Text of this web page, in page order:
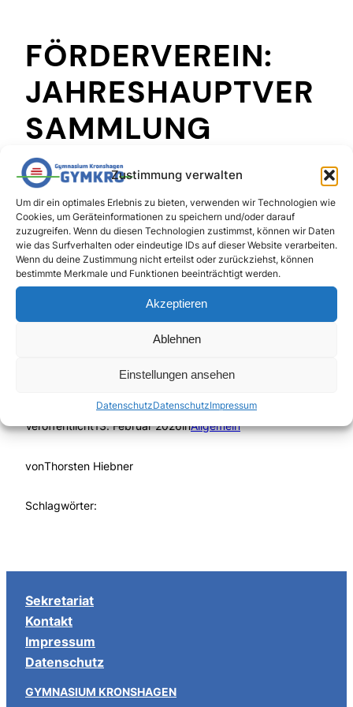
Zustimmung verwalten
Um dir ein optimales Erlebnis zu bieten, verwenden wir Technologien wie
Cookies, um Geräteinformationen zu speichern und/oder darauf
zuzugreifen. Wenn du diesen Technologien zustimmst, können wir Daten
wie das Surfverhalten oder eindeutige IDs auf dieser Website verarbeiten.
Wenn du deine Zustimmung nicht erteilst oder zurückziehst, können
bestimmte Merkmale und Funktionen beeinträchtigt werden.
Akzeptieren
Ablehnen
Einstellungen ansehen
DatenschutzDatenschutzImpressum
FÖRDERVEREIN:
JAHRESHAUPTVER
SAMMLUNG
An dieser Stelle bieten wir Ihnen die Möglichkeit,
dieEinladung vom Förderverein zur
Jahreshauptversammlungam Montag, den
16.2.2026, um 19:00 Uhr in der Lernoase des
GymKro einzusehen:
Einladung_Mitgliederversammlung_16.02.2026
Veröffentlicht13. Februar 2026inAllgemein
vonThorsten Hiebner
Schlagwörter:
Sekretariat
Kontakt
Impressum
Datenschutz
GYMNASIUM KRONSHAGEN